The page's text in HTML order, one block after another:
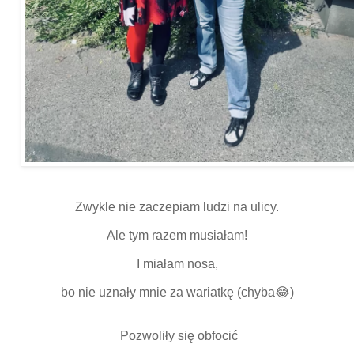
Zwykle nie zaczepiam ludzi na ulicy.
Ale tym razem musiałam!
I miałam nosa,
bo nie uznały mnie za wariatkę (chyba😂)
Pozwoliły się obfocić